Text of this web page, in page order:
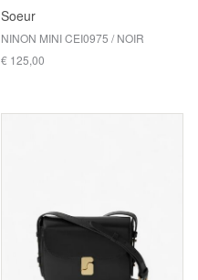
Soeur
NINON MINI CEI0975 / NOIR
€ 125,00